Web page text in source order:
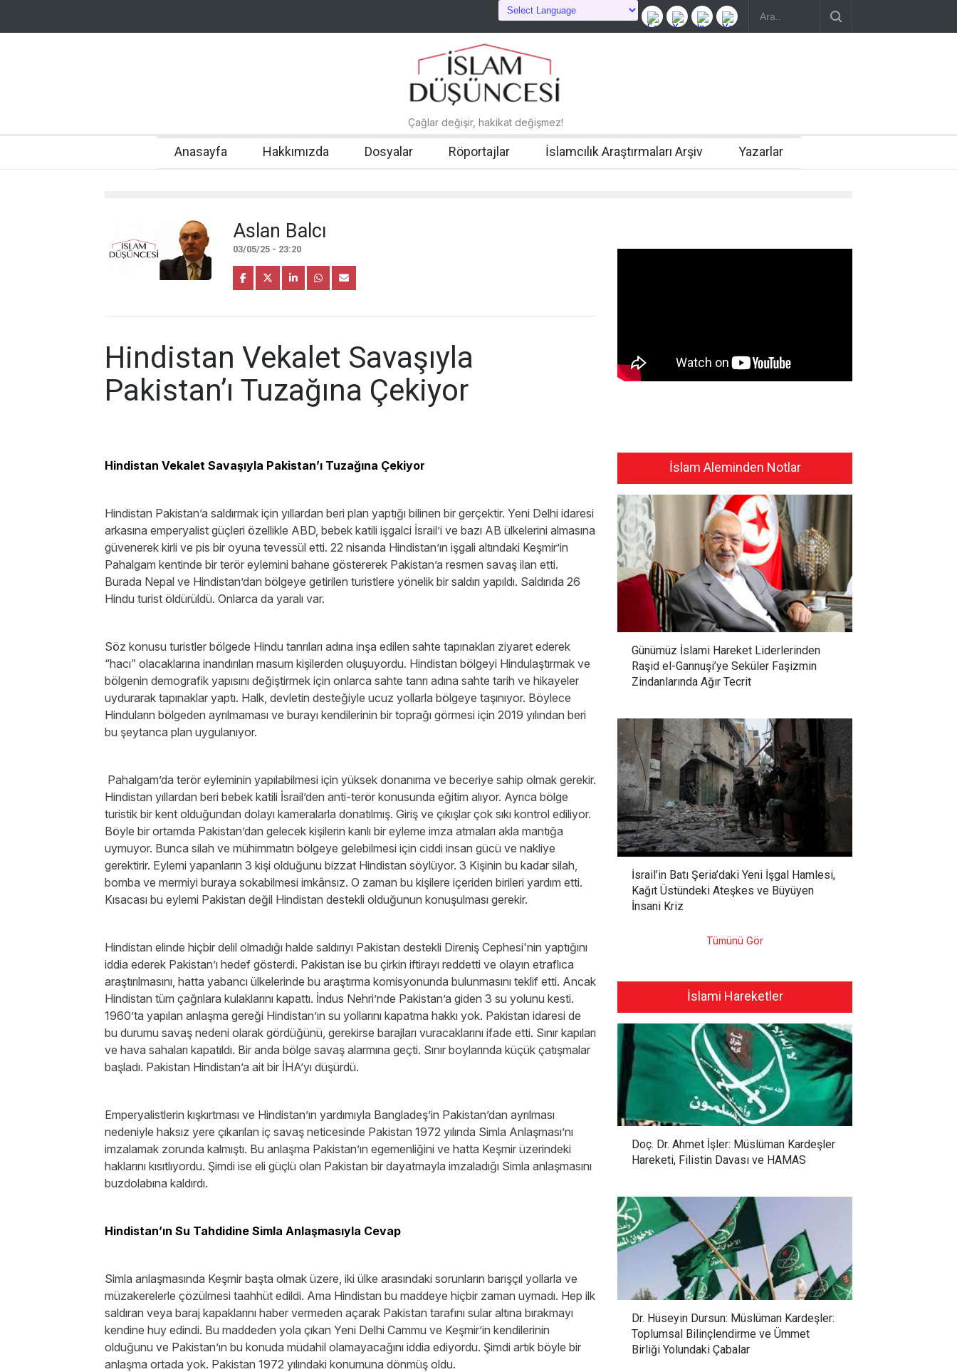
Çağlar değişir, hakikat değişmez!
Anasayfa Hakkımızda Dosyalar Röportajlar İslamcılık Araştırmaları Arşiv Yazarlar
Aslan Balcı
03/05/25 - 23:20
Hindistan Vekalet Savaşıyla
Pakistan’ı Tuzağına Çekiyor
Hindistan Vekalet Savaşıyla Pakistan’ı Tuzağına Çekiyor
Hindistan Pakistan’a saldırmak için yıllardan beri plan yaptığı bilinen bir gerçektir. Yeni Delhi idaresi
arkasına emperyalist güçleri özellikle ABD, bebek katili işgalci İsrail’i ve bazı AB ülkelerini almasına
güvenerek kirli ve pis bir oyuna tevessül etti. 22 nisanda Hindistan’ın işgali altındaki Keşmir’in
Pahalgam kentinde bir terör eylemini bahane göstererek Pakistan’a resmen savaş ilan etti.
Burada Nepal ve Hindistan’dan bölgeye getirilen turistlere yönelik bir saldırı yapıldı. Saldırıda 26
Hindu turist öldürüldü. Onlarca da yaralı var.
Söz konusu turistler bölgede Hindu tanrıları adına inşa edilen sahte tapınakları ziyaret ederek
“hacı” olacaklarına inandırılan masum kişilerden oluşuyordu. Hindistan bölgeyi Hindulaştırmak ve
bölgenin demografik yapısını değiştirmek için onlarca sahte tanrı adına sahte tarih ve hikayeler
uydurarak tapınaklar yaptı. Halk, devletin desteğiyle ucuz yollarla bölgeye taşınıyor. Böylece
Hinduların bölgeden ayrılmaması ve burayı kendilerinin bir toprağı görmesi için 2019 yılından beri
bu şeytanca plan uygulanıyor.
Pahalgam’da terör eyleminin yapılabilmesi için yüksek donanıma ve beceriye sahip olmak gerekir.
Hindistan yıllardan beri bebek katili İsrail’den anti-terör konusunda eğitim alıyor. Ayrıca bölge
turistik bir kent olduğundan dolayı kameralarla donatılmış. Giriş ve çıkışlar çok sıkı kontrol ediliyor.
Böyle bir ortamda Pakistan’dan gelecek kişilerin kanlı bir eyleme imza atmaları akla mantığa
uymuyor. Bunca silah ve mühimmatın bölgeye gelebilmesi için ciddi insan gücü ve nakliye
gerektirir. Eylemi yapanların 3 kişi olduğunu bizzat Hindistan söylüyor. 3 Kişinin bu kadar silah,
bomba ve mermiyi buraya sokabilmesi imkânsız. O zaman bu kişilere içeriden birileri yardım etti.
Kısacası bu eylemi Pakistan değil Hindistan destekli olduğunun konuşulması gerekir.
Hindistan elinde hiçbir delil olmadığı halde saldırıyı Pakistan destekli Direniş Cephesi'nin yaptığını
iddia ederek Pakistan’ı hedef gösterdi. Pakistan ise bu çirkin iftirayı reddetti ve olayın etraflıca
araştırılmasını, hatta yabancı ülkelerinde bu araştırma komisyonunda bulunmasını teklif etti. Ancak
Hindistan tüm çağrılara kulaklarını kapattı. İndus Nehri’nde Pakistan’a giden 3 su yolunu kesti.
1960’ta yapılan anlaşma gereği Hindistan’ın su yollarını kapatma hakkı yok. Pakistan idaresi de
bu durumu savaş nedeni olarak gördüğünü, gerekirse barajları vuracaklarını ifade etti. Sınır kapıları
ve hava sahaları kapatıldı. Bir anda bölge savaş alarmına geçti. Sınır boylarında küçük çatışmalar
başladı. Pakistan Hindistan’a ait bir İHA’yı düşürdü.
Emperyalistlerin kışkırtması ve Hindistan’ın yardımıyla Bangladeş’in Pakistan’dan ayrılması
nedeniyle haksız yere çıkarılan iç savaş neticesinde Pakistan 1972 yılında Simla Anlaşması’nı
imzalamak zorunda kalmıştı. Bu anlaşma Pakistan’ın egemenliğini ve hatta Keşmir üzerindeki
haklarını kısıtlıyordu. Şimdi ise eli güçlü olan Pakistan bir dayatmayla imzaladığı Simla anlaşmasını
buzdolabına kaldırdı.
Hindistan’ın Su Tahdidine Simla Anlaşmasıyla Cevap
Simla anlaşmasında Keşmir başta olmak üzere, iki ülke arasındaki sorunların barışçıl yollarla ve
müzakerelerle çözülmesi taahhüt edildi. Ama Hindistan bu maddeye hiçbir zaman uymadı. Hep ilk
saldıran veya baraj kapaklarını haber vermeden açarak Pakistan tarafını sular altına bırakmayı
kendine huy edindi. Bu maddeden yola çıkan Yeni Delhi Cammu ve Keşmir’in kendilerinin
olduğunu ve Pakistan’ın bu konuda müdahil olamayacağını iddia ediyordu. Şimdi artık böyle bir
anlaşma ortada yok. Pakistan 1972 yılındaki konumuna dönmüş oldu.
İslam Aleminden Notlar
Günümüz İslami Hareket Liderlerinden
Raşid el-Gannuşi’ye Seküler Faşizmin
Zindanlarında Ağır Tecrit
İsrail’in Batı Şeria’daki Yeni İşgal Hamlesi,
Kağıt Üstündeki Ateşkes ve Büyüyen
İnsani Kriz
Tümünü Gör
İslami Hareketler
Doç. Dr. Ahmet İşler: Müslüman Kardeşler
Hareketi, Filistin Davası ve HAMAS
Dr. Hüseyin Dursun: Müslüman Kardeşler:
Toplumsal Bilinçlendirme ve Ümmet
Birliği Yolundaki Çabalar